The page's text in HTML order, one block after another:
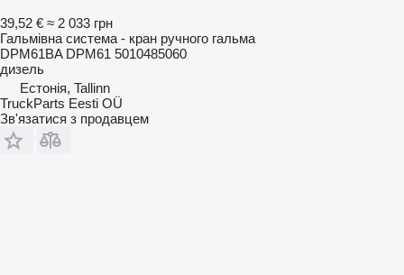
39,52 € ≈ 2 033 грн
Гальмівна система - кран ручного гальма
DPM61BA DPM61 5010485060
дизель
Естонія, Tallinn
TruckParts Eesti OÜ
Зв'язатися з продавцем